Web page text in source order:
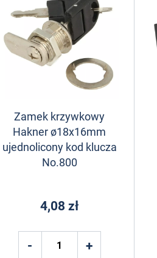
Zamek krzywkowy
Hakner ø18x16mm
ujednolicony kod klucza
No.800
4,08 zł